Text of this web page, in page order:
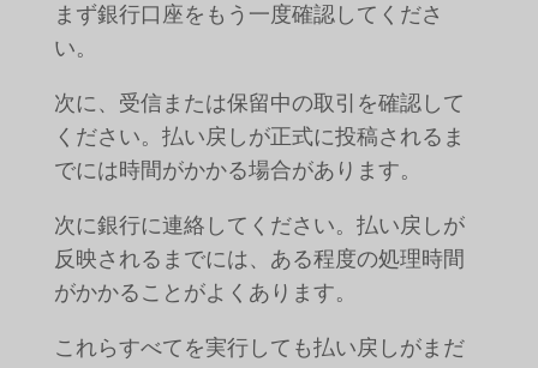
まず銀行口座をもう一度確認してくださ
い。
次に、受信または保留中の取引を確認して
ください。払い戻しが正式に投稿されるま
でには時間がかかる場合があります。
次に銀行に連絡してください。払い戻しが
反映されるまでには、ある程度の処理時間
がかかることがよくあります。
これらすべてを実行しても払い戻しがまだ